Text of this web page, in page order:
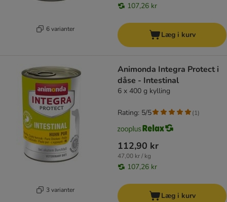
6 varianter
107,26 kr
Læg i kurv
3 varianter
Animonda Integra Protect i
dåse - Intestinal
6 x 400 g kylling
112,90 kr
47,00 kr / kg
107,26 kr
Rating: 5/5 (1)
Læg i kurv